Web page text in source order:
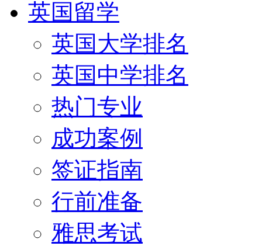
英国留学
英国大学排名
英国中学排名
热门专业
成功案例
签证指南
行前准备
雅思考试